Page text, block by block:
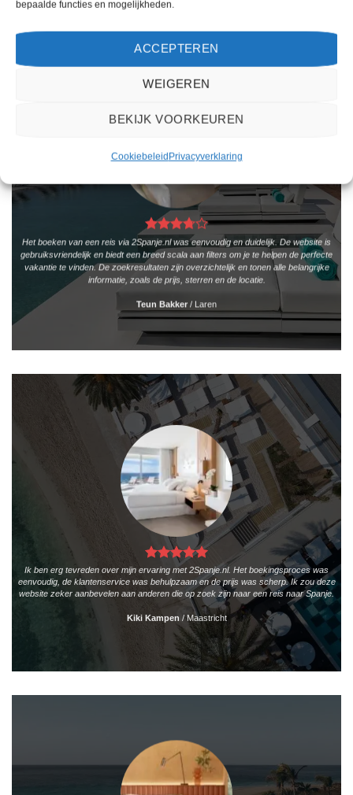
bepaalde functies en mogelijkheden.
ACCEPTEREN
WEIGEREN
BEKIJK VOORKEUREN
CookiebeleidPrivacyverklaring
Het boeken van een reis via 2Spanje.nl was eenvoudig en duidelijk. De website is
gebruiksvriendelijk en biedt een breed scala aan filters om je te helpen de perfecte
vakantie te vinden. De zoekresultaten zijn overzichtelijk en tonen alle belangrijke
informatie, zoals de prijs, sterren en de locatie.
Teun Bakker / Laren
Ik ben erg tevreden over mijn ervaring met 2Spanje.nl. Het boekingsproces was
eenvoudig, de klantenservice was behulpzaam en de prijs was scherp. Ik zou deze
website zeker aanbevelen aan anderen die op zoek zijn naar een reis naar Spanje.
Kiki Kampen /Maastricht